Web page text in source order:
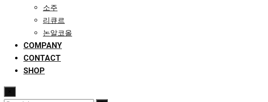
소주
리큐르
논알코올
COMPANY
CONTACT
SHOP